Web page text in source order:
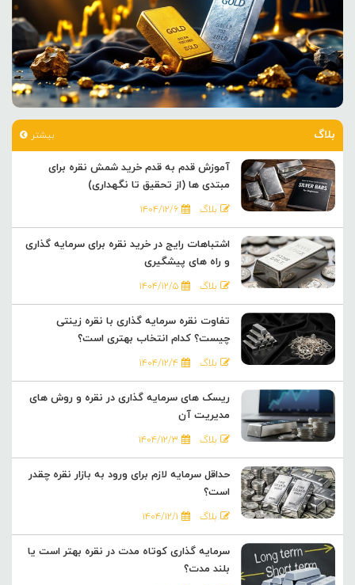
بلاگ بیشتر
آموزش قدم به قدم خرید شمش نقره برای
مبتدی ها (از تحقیق تا نگهداری)
بلاگ ۱۴۰۴/۱۲/۶
اشتباهات رایج در خرید نقره برای سرمایه گذاری
و راه های پیشگیری
بلاگ ۱۴۰۴/۱۲/۵
تفاوت نقره سرمایه گذاری با نقره زینتی
چیست؟ کدام انتخاب بهتری است؟
بلاگ ۱۴۰۴/۱۲/۴
ریسک های سرمایه گذاری در نقره و روش های
مدیریت آن
بلاگ ۱۴۰۴/۱۲/۳
حداقل سرمایه لازم برای ورود به بازار نقره چقدر
است؟
بلاگ ۱۴۰۴/۱۲/۱
سرمایه گذاری کوتاه مدت در نقره بهتر است یا
بلند مدت؟